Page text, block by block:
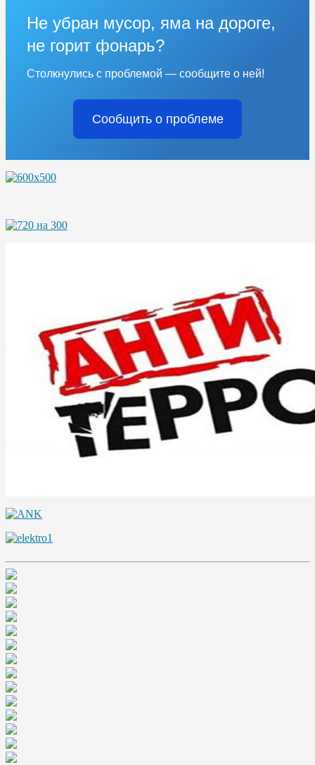
Не убран мусор, яма на дороге,
не горит фонарь?
Столкнулись с проблемой — сообщите о ней!
Сообщить о проблеме